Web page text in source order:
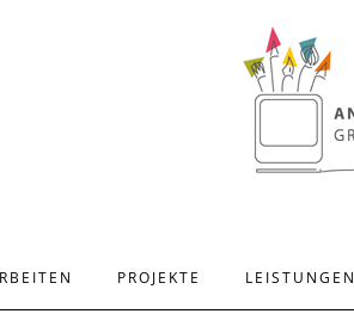
PROJEKTE LEISTUNGEN